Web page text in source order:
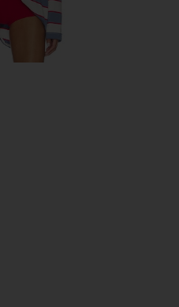
SIGNATURE SOFT TABBY 約66CM